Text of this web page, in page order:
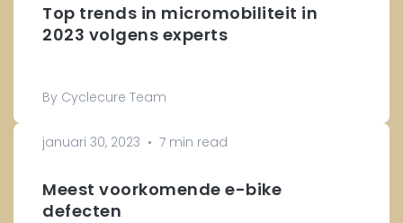
Top trends in micromobiliteit in
2023 volgens experts
By Cyclecure Team
januari 30, 2023 • 7 min read
Meest voorkomende e-bike
defecten